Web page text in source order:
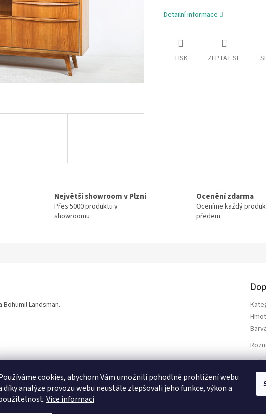
cookies, abychom Vám umožnili pohodlné prohlížení webu
díky analýze provozu webu neustále zlepšovali jeho funkce, výkon a
Více informací
Detailní informace
TISK ZEPTAT SE
Největší showroom v Plzni
Přes 5000 produktu v
showroomu
Ocenění zdarma
Oceníme každý
předem
Landsman.
Styl:
Typ